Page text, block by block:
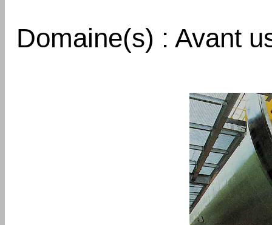
Domaine(s) : Avant